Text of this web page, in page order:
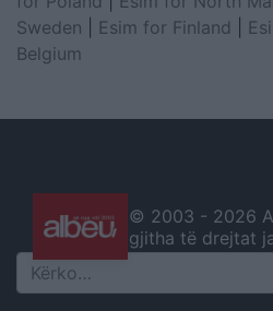
Sweden
Esim for Finland
Belgium
© 2003 - 2026
gjitha të drejtat
Search